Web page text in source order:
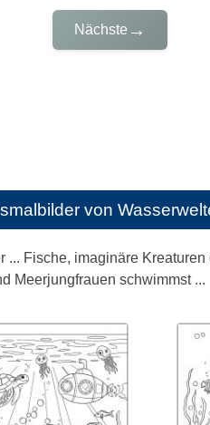
Nächste →
von
... Fische, imaginäre
Meerjungfrauen schwimmst ...